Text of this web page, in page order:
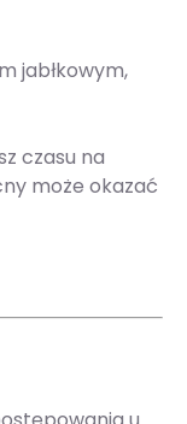
jabłkowym,
czasu na
może okazać